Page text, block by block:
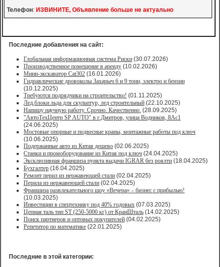
Телефон: ИЗВИНИТЕ, Объявление больше не актуально
Последние добавления на сайт:
Глобальная информационная система Риски (30.07.2026)
Производственное помещение в аренду (10.02.2026)
Мини-экскаватор Cat302 (16.01.2026)
Гидравлические дровоколы Захарыч 6 и 9 тонн, электро и бензин
(10.12.2025)
Требуются подрядчики на строительство! (01.11.2025)
Лед,блоки льда для скульптур, лед строительный (22.10.2025)
Напишу научную работу. Срочно. Качественно. (28.09.2025)
"АвтоТехЦентр SP AUTO" в г.Дмитров, улица Водников, 8Ас1
(24.06.2025)
Мостовые опорные и подвесные краны, монтажные работы под ключ
(10.06.2025)
Подержанные авто из Китая дешево (02.06.2025)
Станки и промоборудование из Китая под ключ (24.04.2025)
Эксклюзивная франшиза пункта выдачи IGRAR без роялти (18.04.2025)
Бухгалтер (16.04.2025)
Ремонт перил из нержавеющей стали (02.04.2025)
Перила из нержавеющей стали (02.04.2025)
Франшиза развлекательного шоу «Вечера» – бизнес с прибылью!
(10.03.2025)
Инвестиции в спецтехнику под 40% годовых (07.03.2025)
Цепная таль тип ST (250-5000 кг) от КранШталь (14.02.2025)
Поиск партнеров и оптовых покупателей (04.02.2025)
Репетитор по математике (22.01.2025)
Последние в этой категории: